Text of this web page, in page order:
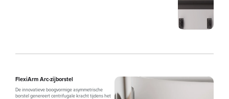
FlexiArm Arc-zijborstel
De innovatieve boogvormige asymmetrische
borstel genereert centrifugale kracht tijdens het